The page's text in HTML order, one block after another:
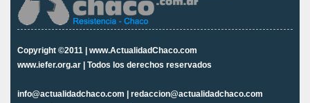
Copyright ©2011 | www.ActualidadChaco.com
www.iefer.org.ar | Todos los derechos reservados
info@actualidadchaco.com | redaccion@actualidadchaco.com